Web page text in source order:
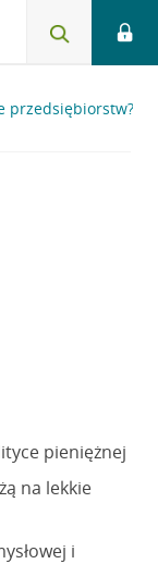
przedsiębiorstw?
pieniężnej
na lekkie
i